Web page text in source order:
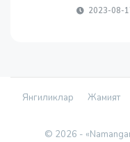
2023-08-
Янгиликлар Жамият
© 2026 -